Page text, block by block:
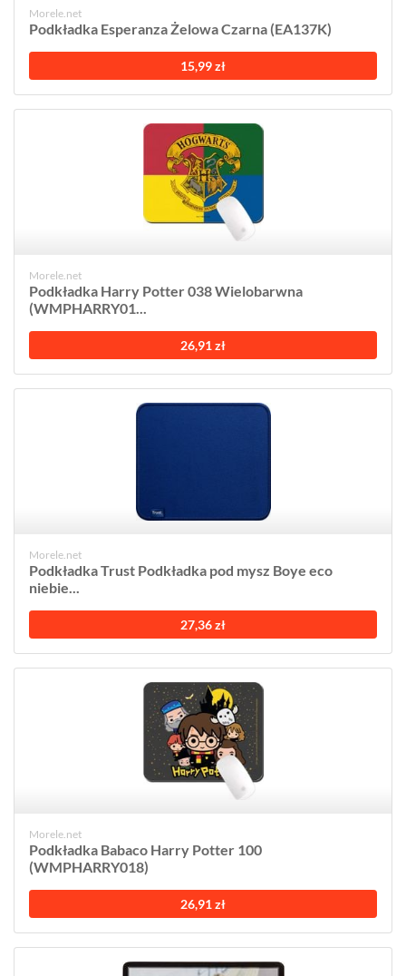
Morele.net
Podkładka Esperanza Żelowa Czarna (EA137K)
15,99 zł
Morele.net
Podkładka Harry Potter 038 Wielobarwna
(WMPHARRY01...
26,91 zł
Morele.net
Podkładka Trust Podkładka pod mysz Boye eco
niebie...
27,36 zł
Morele.net
Podkładka Babaco Harry Potter 100
(WMPHARRY018)
26,91 zł